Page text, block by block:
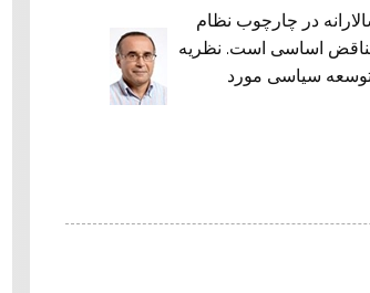
در چارچوب نظام
تناقض اساسی است. نظریه
توسعه سیاسی مورد